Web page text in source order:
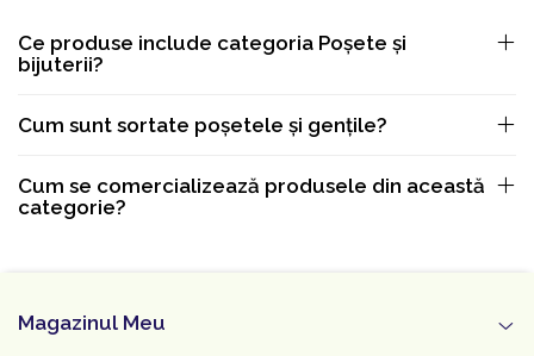
Ce produse include categoria Poșete și
bijuterii?
Cum sunt sortate poșetele și gențile?
Cum se comercializează produsele din această
categorie?
Magazinul Meu